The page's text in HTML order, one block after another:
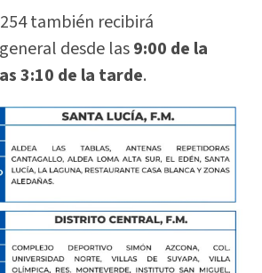
también recibirá
desde las9:00 de la
3:10 de la tarde.